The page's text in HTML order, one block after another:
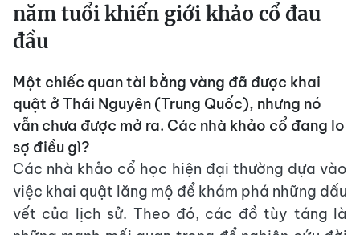
năm tuổi khiến giới khảo cổ đau
đầu
Một chiếc quan tài bằng vàng đã được khai
quật ở Thái Nguyên (Trung Quốc), nhưng nó
vẫn chưa được mở ra. Các nhà khảo cổ đang lo
sợ điều gì?
Các nhà khảo cổ học hiện đại thường dựa vào
việc khai quật lăng mộ để khám phá những dấu
vết của lịch sử. Theo đó, các đồ tùy táng là